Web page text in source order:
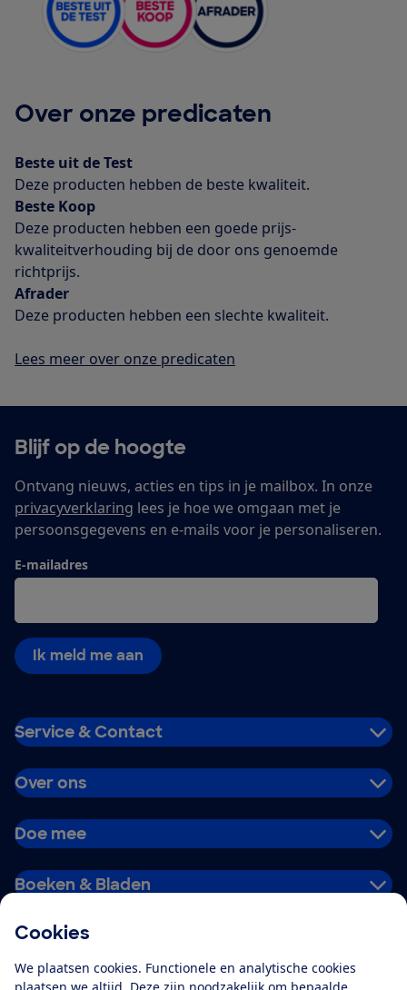
Cookies
We plaatsen cookies. Functionele en analytische cookies
Over onze predicaten
Beste uit de Test
Deze producten hebben de beste kwaliteit.
Beste Koop
Deze producten hebben een goede prijs-
kwaliteitverhouding bij de door ons genoemde
richtprijs.
Afrader
Deze producten hebben een slechte kwaliteit.
Lees meer over onze predicaten
Blijf op de hoogte
Ontvang nieuws, acties en tips in je mailbox. In onze
privacyverklaring lees je hoe we omgaan met je
persoonsgegevens en e-mails voor je personaliseren.
E-mailadres
Ik meld me aan
Service & Contact
Over ons
Doe mee
Boeken & Bladen